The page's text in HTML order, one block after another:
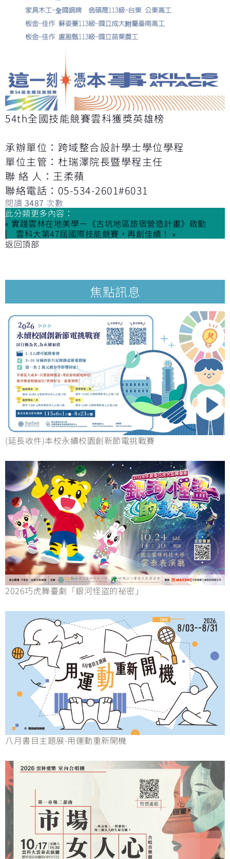
54th全國技能競賽雲科獲獎英雄榜
承辦單位：跨域整合設計學士學位學程
單位主管：杜瑞澤院長暨學程主任
聯 絡 人：王柔蘋
聯絡電話：05-534-2601#6031
閱讀 3487 次數
此分類更多內容：
« 實踐雲林在地美學－《古坑地區旅宿營造計畫》啟動
雲科大第47屆國際技能競賽，再創佳績！ »
返回頂部
焦點訊息
(延長收件)本校永續校園創新節電挑戰賽
2026巧虎舞臺劇「銀河怪盜的祕密」
八月書目主題展-用運動重新開機